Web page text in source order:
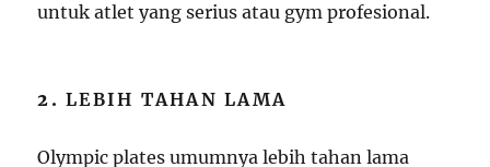
untuk atlet yang serius atau gym profesional.
2.LEBIH TAHAN LAMA
Olympic plates umumnya lebih tahan lama